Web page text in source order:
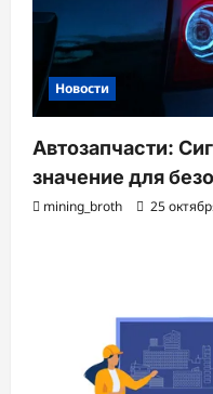
Новости
Автозапчасти:
значение для
mining_broth 25